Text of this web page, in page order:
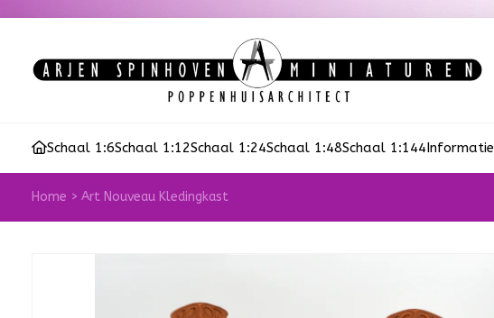
Schaal 1:6Schaal 1:12Schaal 1:24Schaal 1:48Schaal 1:144Informatie
Home > Art Nouveau Kledingkast